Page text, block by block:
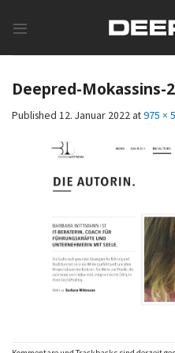
Deepred-Mokassins-
Published 12. Januar 2022 at975 ×